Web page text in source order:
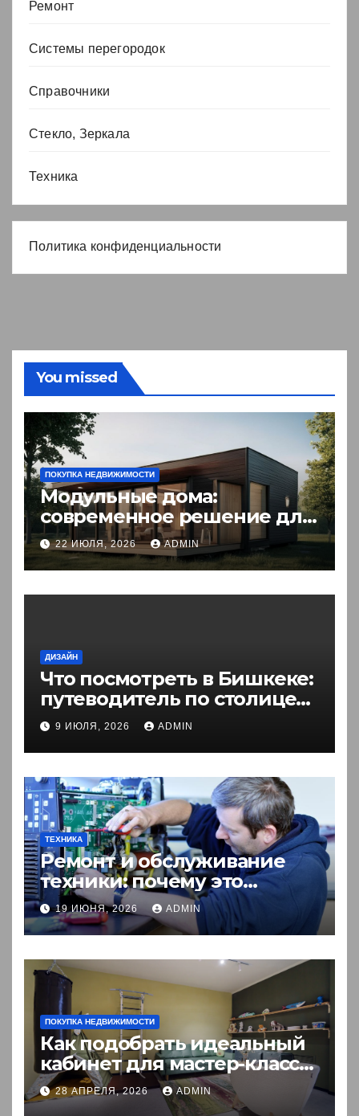
Ремонт
Системы перегородок
Справочники
Стекло, Зеркала
Техника
Политика конфиденциальности
You missed
ПОКУПКА НЕДВИЖИМОСТИ
Модульные дома:
современное решение для
комфортного житья
22 ИЮЛЯ, 2026 ADMIN
ДИЗАЙН
Что посмотреть в Бишкеке:
путеводитель по столице
Кыргызстана
9 ИЮЛЯ, 2026 ADMIN
ТЕХНИКА
Ремонт и обслуживание
техники: почему это
выгоднее покупки новой?
19 ИЮНЯ, 2026 ADMIN
ПОКУПКА НЕДВИЖИМОСТИ
Как подобрать идеальный
кабинет для мастер-класса:
пошаговый гид
28 АПРЕЛЯ, 2026 ADMIN